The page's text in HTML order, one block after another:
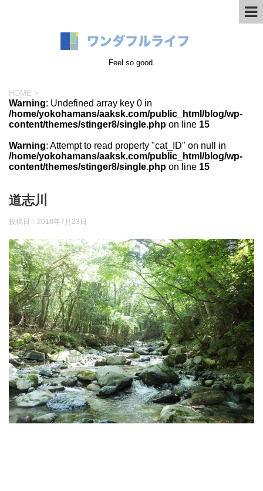
Feel so good.
HOME >
Warning: Undefined array key 0 in
/home/yokohamans/aaksk.com/public_html/blog/wp-
content/themes/stinger8/single.php on line 15
Warning: Attempt to read property "cat_ID" on null in
/home/yokohamans/aaksk.com/public_html/blog/wp-
content/themes/stinger8/single.php on line 15
道志川
投稿日： 2018年7月23日